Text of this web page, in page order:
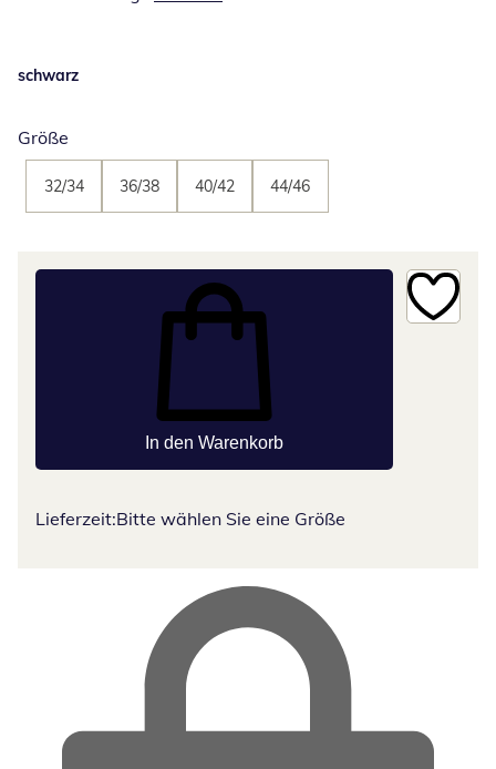
schwarz
Größe
32/34 36/38 40/42 44/46
In den Warenkorb
Lieferzeit:Bitte wählen Sie eine Größe